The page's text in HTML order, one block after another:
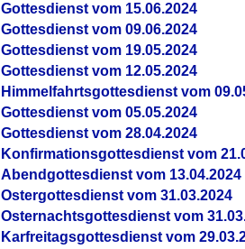
Gottesdienst vom 15.06.2024
Gottesdienst vom 09.06.2024
Gottesdienst vom 19.05.2024
Gottesdienst vom 12.05.2024
Himmelfahrtsgottesdienst vom
Gottesdienst vom 05.05.2024
Gottesdienst vom 28.04.2024
Konfirmationsgottesdienst vom
Abendgottesdienst vom 13.04.2024
Ostergottesdienst vom 31.03.2024
Osternachtsgottesdienst vom
Karfreitagsgottesdienst vom